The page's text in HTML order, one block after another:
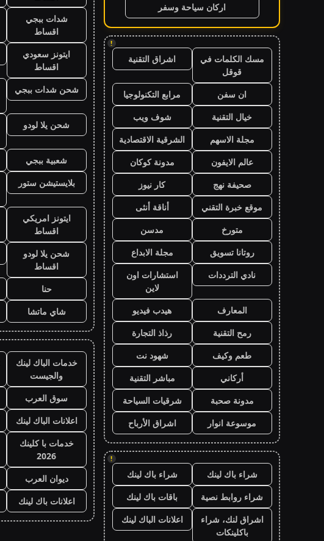
اركان سياحة وسفر
!
مسك الكلمات في
قوقل
اشراق التقنية
ان سفن
مرابع التكنولوجيا
خيال التقنية
شوف ويب
مجلة الاسهم
الشرقية الاقتصادية
عالم الايفون
مدونة كوكان
صحيفة نهج
كار نيوز
موقع خبرة التقني
أناقة أنثى
متورخ
مدسن
روتانا تسويق
مجلة الابداع
نادي الترددات
استشارات اون
لاين
المعارف
هيدب فيديو
رمح التقنية
رذاذ التجارة
طعم وكيف
شهود نت
أركاني
مباشر التقنية
مدونة صحبة
شرقيات السياحة
موسوعة انوار
اشراق الأرباح
!
شراء باك لينك
شراء باك لينك
شراء روابط نصية
باقات باك لينك
اشراق لنك، شراء
باكلينكات
اعلانات الباك لينك
شدات ببجي
اقساط
ايتونز سعودي
اقساط
شحن شدات ببجي
شحن يلا لودو
شعبية ببجي
بلايستيشن ستور
ايتونز امريكي
اقساط
شحن يلا لودو
اقساط
حنا
شاي ماتشا
خدمات الباك لينك
والجيست
سوق العرب
اعلانات الباك لينك
خدمات با كلينك
2026
ديوان العرب
اعلانات باك لينك